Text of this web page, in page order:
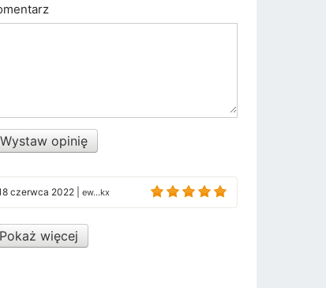
Wystaw opinię
czerwca 2022 ew...kx
Pokaż więcej